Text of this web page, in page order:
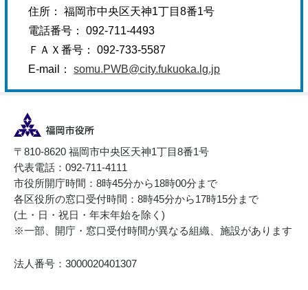
住所： 福岡市中央区天神1丁目8番1号
電話番号： 092-711-4493
ＦＡＸ番号： 092-733-5587
E-mail：somu.PWB@city.fukuoka.lg.jp
〒810-8620 福岡市中央区天神1丁目8番1号
代表電話：092-711-4111
市役所開庁時間：8時45分から18時00分まで
各区役所の窓口受付時間：8時45分から17時15分まで
(土・日・祝日・年末年始を除く)
※一部、開庁・窓口受付時間が異なる組織、施設があります
法人番号：3000020401307